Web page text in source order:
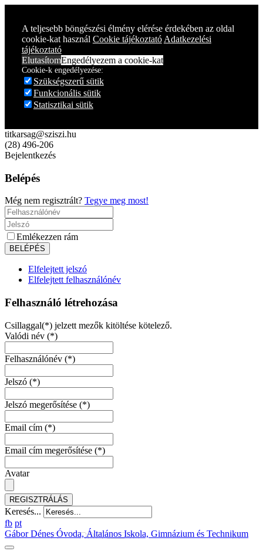
A teljesebb böngészési élmény elérése érdekében az oldal
cookie-kat használ Cookie tájékoztató Adatkezelési
tájékoztató
ElutasítomEngedélyezem a cookie-kat
Cookie-k engedélyezése:
Szükségszerű sütik
Funkcionális sütik
Statisztikai sütik
titkarsag@sziszi.hu
(28) 496-206
Bejelentkezés
Belépés
Még nem regisztrált? Tegye meg most!
Emlékezzen rám
Elfelejtett jelszó
Elfelejtett felhasználónév
Felhasználó létrehozása
Csillaggal(*) jelzett mezők kitöltése kötelező.
Valódi név (*)
Felhasználónév (*)
Jelszó (*)
Jelszó megerősítése (*)
Email cím (*)
Email cím megerősítése (*)
Avatar
REGISZTRÁLÁS
Keresés...
fb pt
Gábor Dénes Óvoda, Általános Iskola, Gimnázium és Technikum